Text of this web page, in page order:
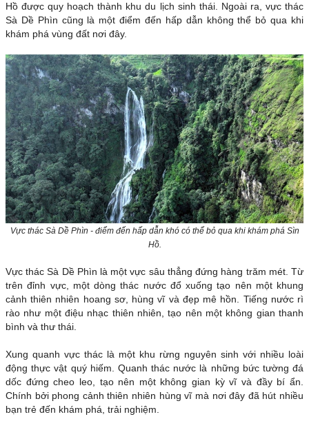
Hồ được quy hoạch thành khu du lịch sinh thái. Ngoài ra, vực thác
Sà Dề Phìn cũng là một điểm đến hấp dẫn không thể bỏ qua khi
khám phá vùng đất nơi đây.
Vực thác Sà Dề Phìn - điểm đến hấp dẫn khó có thể bỏ qua khi khám phá Sìn
Hồ.
Vực thác Sà Dề Phìn là một vực sâu thẳng đứng hàng trăm mét. Từ
trên đỉnh vực, một dòng thác nước đổ xuống tạo nên một khung
cảnh thiên nhiên hoang sơ, hùng vĩ và đẹp mê hồn. Tiếng nước rì
rào như một điệu nhạc thiên nhiên, tạo nên một không gian thanh
bình và thư thái.
Xung quanh vực thác là một khu rừng nguyên sinh với nhiều loài
động thực vật quý hiếm. Quanh thác nước là những bức tường đá
dốc đứng cheo leo, tạo nên một không gian kỳ vĩ và đầy bí ẩn.
Chính bởi phong cảnh thiên nhiên hùng vĩ mà nơi đây đã hút nhiều
bạn trẻ đến khám phá, trải nghiệm.